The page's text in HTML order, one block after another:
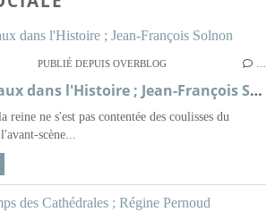
PUBLIÉ DEPUIS OVERBLOG
Les Couples Royaux dans l'Histoire ; Jean-François Solnon
reine ne s'est pas contentée des coulisses du
scène...